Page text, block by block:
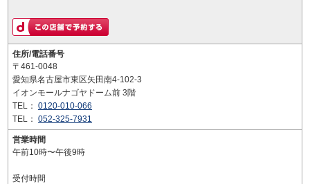
住所/電話番号
〒461-0048
愛知県名古屋市東区矢田南4-102-3
イオンモールナゴヤドーム前 3階
TEL： 0120-010-066
TEL： 052-325-7931
営業時間
午前10時〜午後9時
受付時間